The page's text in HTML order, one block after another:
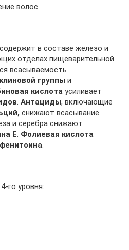
волос.
в составе железо и
отделах пищеварительной
всасываемость
группы и
кислота усиливает
. Антациды, включающие
снижают всасывание
и серебра снижают
E. Фолиевая кислота
фенитоина.
го уровня: